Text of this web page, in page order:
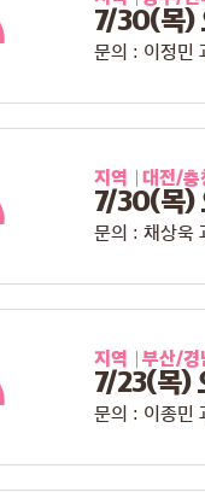
7/30(목)
문의 : 이정
지역 대전/충
7/30(목)
문의 : 채상
지역 부산/경
7/23(목)
문의 : 이종민